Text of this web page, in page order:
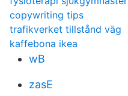
copywriting tips
trafikverket tillstånd väg
kaffebona ikea
wB
zasE